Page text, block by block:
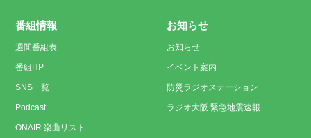
番組情報
週間番組表
番組HP
SNS一覧
Podcast
ONAIR 楽曲リスト
お知らせ
お知らせ
イベント案内
防災ラジオステーション
ラジオ大阪 緊急地震速報